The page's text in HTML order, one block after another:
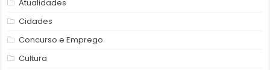
Atualidades
Cidades
Concurso e Emprego
Cultura